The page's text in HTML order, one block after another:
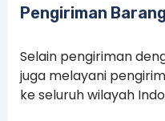
Pengiriman
Selain pengiriman
juga melayani
ke seluruh wilayah